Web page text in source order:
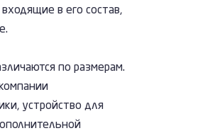
в его состав,
по размерам.
устройство для